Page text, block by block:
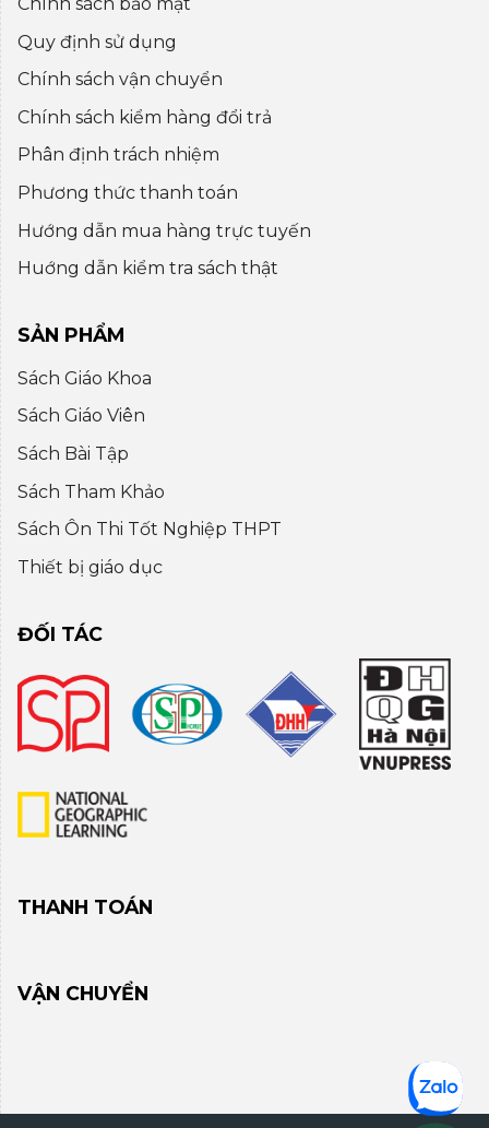
Quy định sử dụng
Chính sách vận chuyển
Chính sách kiểm hàng đổi trả
Phân định trách nhiệm
Phương thức thanh toán
Hướng dẫn mua hàng trực tuyến
Huớng dẫn kiểm tra sách thật
SẢN PHẨM
Sách Giáo Khoa
Sách Giáo Viên
Sách Bài Tập
Sách Tham Khảo
Sách Ôn Thi Tốt Nghiệp THPT
Thiết bị giáo dục
ĐỐI TÁC
THANH TOÁN
VẬN CHUYỂN